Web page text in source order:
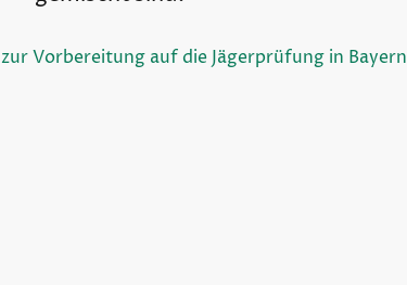
zur Vorbereitung auf die Jägerprüfung in Bayern